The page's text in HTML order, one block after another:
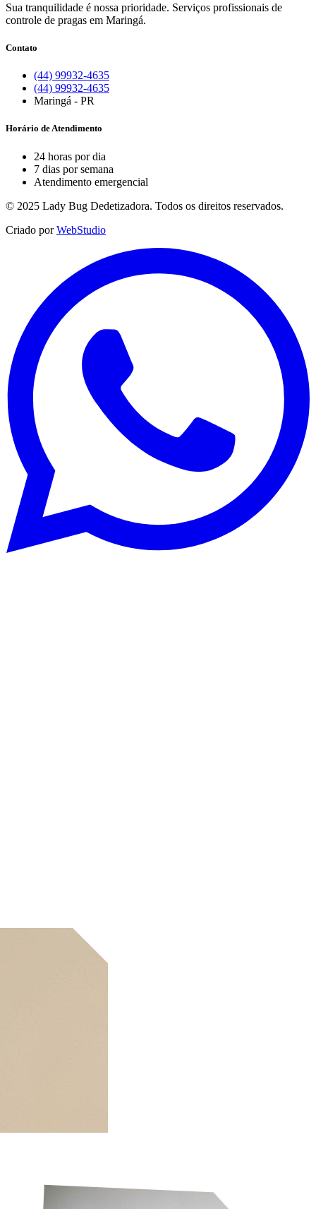
Sua tranquilidade é nossa prioridade. Serviços profissionais de
controle de pragas em Maringá.
Contato
(44) 99932-4635
(44) 99932-4635
Maringá - PR
Horário de Atendimento
24 horas por dia
7 dias por semana
Atendimento emergencial
© 2025 Lady Bug Dedetizadora. Todos os direitos reservados.
Criado por WebStudio